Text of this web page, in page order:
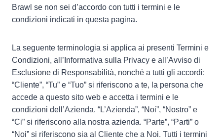
Brawl se non sei d’accordo con tutti i termini e le
condizioni indicati in questa pagina.
La seguente terminologia si applica ai presenti Termini e
Condizioni, all’Informativa sulla Privacy e all’Avviso di
Esclusione di Responsabilità, nonché a tutti gli accordi:
“Cliente”, “Tu” e “Tuo” si riferiscono a te, la persona che
accede a questo sito web e accetta i termini e le
condizioni dell’Azienda. “L’Azienda”, “Noi”, “Nostro” e
“Ci” si riferiscono alla nostra azienda. “Parte”, “Parti” o
“Noi” si riferiscono sia al Cliente che a Noi. Tutti i termini